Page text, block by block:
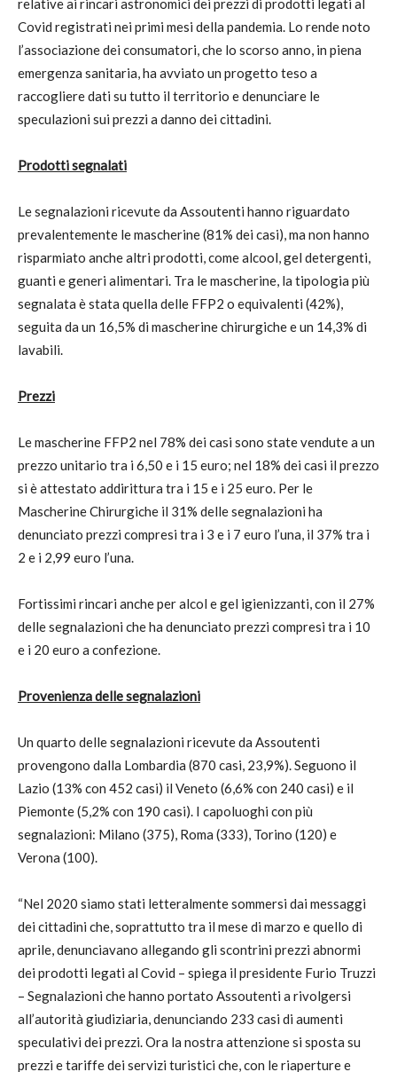
relative ai rincari astronomici dei prezzi di prodotti legati al
Covid registrati nei primi mesi della pandemia. Lo rende noto
l’associazione dei consumatori, che lo scorso anno, in piena
emergenza sanitaria, ha avviato un progetto teso a
raccogliere dati su tutto il territorio e denunciare le
speculazioni sui prezzi a danno dei cittadini.
Prodotti segnalati
Le segnalazioni ricevute da Assoutenti hanno riguardato
prevalentemente le mascherine (81% dei casi), ma non hanno
risparmiato anche altri prodotti, come alcool, gel detergenti,
guanti e generi alimentari. Tra le mascherine, la tipologia più
segnalata è stata quella delle FFP2 o equivalenti (42%),
seguita da un 16,5% di mascherine chirurgiche e un 14,3% di
lavabili.
Prezzi
Le mascherine FFP2 nel 78% dei casi sono state vendute a un
prezzo unitario tra i 6,50 e i 15 euro; nel 18% dei casi il prezzo
si è attestato addirittura tra i 15 e i 25 euro. Per le
Mascherine Chirurgiche il 31% delle segnalazioni ha
denunciato prezzi compresi tra i 3 e i 7 euro l’una, il 37% tra i
2 e i 2,99 euro l’una.
Fortissimi rincari anche per alcol e gel igienizzanti, con il 27%
delle segnalazioni che ha denunciato prezzi compresi tra i 10
e i 20 euro a confezione.
Provenienza delle segnalazioni
Un quarto delle segnalazioni ricevute da Assoutenti
provengono dalla Lombardia (870 casi, 23,9%). Seguono il
Lazio (13% con 452 casi) il Veneto (6,6% con 240 casi) e il
Piemonte (5,2% con 190 casi). I capoluoghi con più
segnalazioni: Milano (375), Roma (333), Torino (120) e
Verona (100).
“Nel 2020 siamo stati letteralmente sommersi dai messaggi
dei cittadini che, soprattutto tra il mese di marzo e quello di
aprile, denunciavano allegando gli scontrini prezzi abnormi
dei prodotti legati al Covid – spiega il presidente Furio Truzzi
– Segnalazioni che hanno portato Assoutenti a rivolgersi
all’autorità giudiziaria, denunciando 233 casi di aumenti
speculativi dei prezzi. Ora la nostra attenzione si sposta su
prezzi e tariffe dei servizi turistici che, con le riaperture e